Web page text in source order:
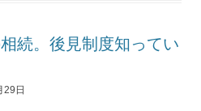
続。後見制度知ってい
29日